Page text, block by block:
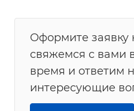
Оформите заявку
свяжемся с вами
время и ответим
интересующие